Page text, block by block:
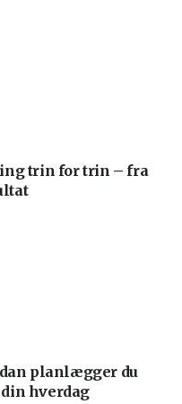
trin for trin – fra
planlægger du
hverdag